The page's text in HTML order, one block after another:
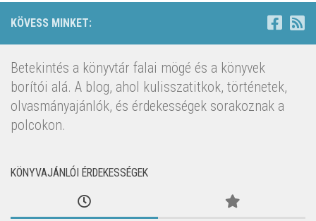
KÖVESS MINKET:
Betekintés a könyvtár falai mögé és a könyvek
borítói alá. A blog, ahol kulisszatitkok, történetek,
olvasmányajánlók, és érdekességek sorakoznak a
polcokon.
KÖNYVAJÁNLÓI ÉRDEKESSÉGEK